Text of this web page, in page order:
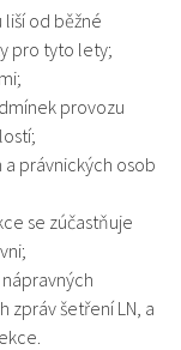
od běžné
pro tyto lety;
provozu
právnických osob
se zúčastňuje
zpráv šetření LN, a